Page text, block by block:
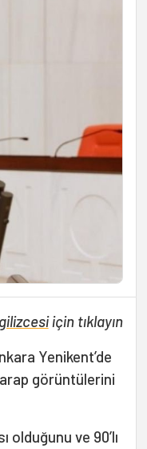
için tıklayın
Yenikent’de
görüntülerini
olduğunu ve 90’lı